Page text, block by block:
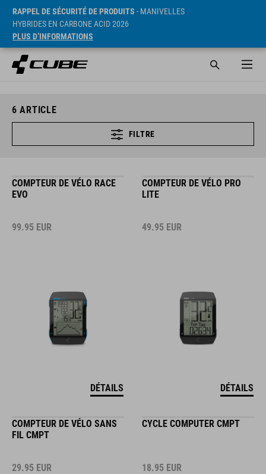
RAPPEL DE SÉCURITÉ DE PRODUITS - MANIVELLES
HYBRIDES EN CARBONE ACID 2026
PLUS D’INFORMATIONS
6 ARTICLE
FILTRE
COMPTEUR DE VÉLO RACE
EVO
99.95 EUR
DÉTAILS
COMPTEUR DE VÉLO PRO
LITE
49.95 EUR
DÉTAILS
COMPTEUR DE VÉLO SANS
FIL CMPT
29.95 EUR
CYCLE COMPUTER CMPT
18.95 EUR